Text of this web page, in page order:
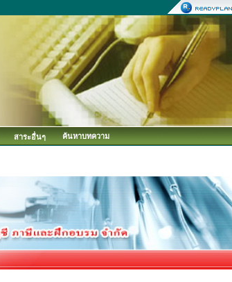
สาระอื่นๆ ค้นหาบทความ